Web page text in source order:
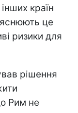
країн
це
ризики для
рішення
Рим не